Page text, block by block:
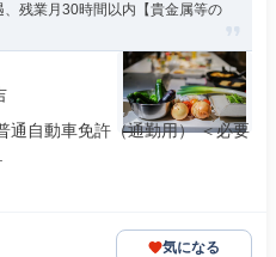
残業月30時間以内【貴金属等の
通自動車免許（通勤用） ＜必要
気になる